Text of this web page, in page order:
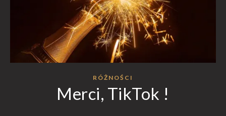
RÓŻNOŚCI
Merci, TikTok !